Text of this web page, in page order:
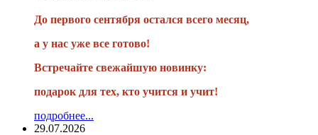
До первого сентября остался всего месяц,
а у нас уже все готово!
Встречайте свежайшую новинку:
подарок для тех, кто учится и учит!
подробнее...
29.07.2026